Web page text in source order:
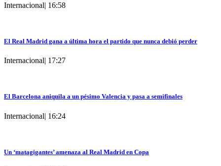
Internacional| 16:58
El Real Madrid gana a última hora el partido que nunca debió perder
Internacional| 17:27
El Barcelona aniquila a un pésimo Valencia y pasa a semifinales
Internacional| 16:24
Un ‘matagigantes’ amenaza al Real Madrid en Copa